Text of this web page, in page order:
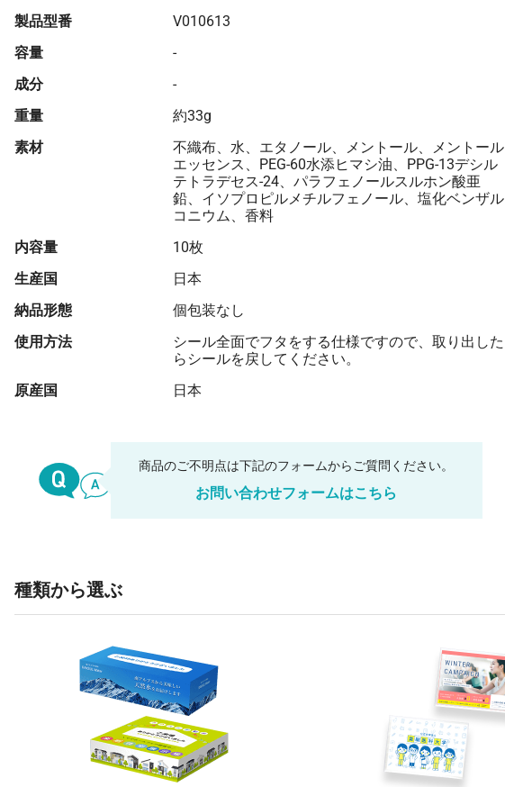
製品型番
V010613
容量
-
成分
-
重量
約33g
素材
不織布、水、エタノール、メントール、メントール
エッセンス、PEG-60水添ヒマシ油、PPG-13デシル
テトラデセス-24、パラフェノールスルホン酸亜
鉛、イソプロピルメチルフェノール、塩化ベンザル
コニウム、香料
内容量
10枚
生産国
日本
納品形態
個包装なし
使用方法
シール全面でフタをする仕様ですので、取り出した
らシールを戻してください。
原産国
日本
商品のご不明点は下記のフォームからご質問ください。
お問い合わせフォームはこちら
種類から選ぶ